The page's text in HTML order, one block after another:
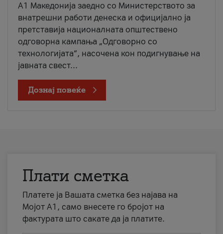
A1 Македонија заедно со Министерството за
внатрешни работи денеска и официјално ја
претставија националната општествено
одговорна кампања „Одговорно со
технологијата“, насочена кон подигнување на
јавната свест...
Дознај повеќе
Плати сметка
Платете ја Вашата сметка без најава на
Мојот А1, само внесете го бројот на
фактурата што сакате да ја платите.